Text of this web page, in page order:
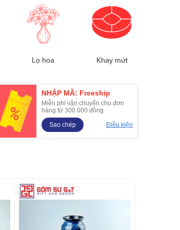
Lọ hoa Khay mứt
NHẬP MÃ: Freeship
Miễn phí vận chuyển cho đơn
hàng từ 300.000 đồng
Sao chép
Điều kiện